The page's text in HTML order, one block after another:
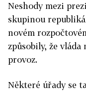
Neshody mezi
skupinou
novém
způsobily, že vláda
provoz.
Některé úřady se